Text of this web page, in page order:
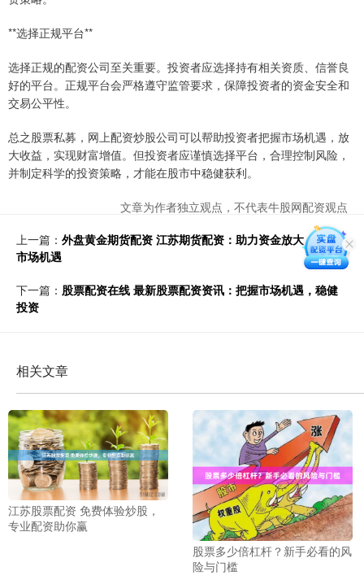
**选择正规平台**
选择正规的配资公司至关重要。投资者应选择持有相关资质、信誉良
好的平台。正规平台会严格遵守监管要求，保障投资者的资金安全和
交易公平性。
总之股票私募，网上配资炒股公司可以帮助投资者把握市场机遇，放
大收益，实现财富增值。但投资者应谨慎选择平台，合理控制风险，
并制定科学的投资策略，才能在股市中稳健获利。
文章为作者独立观点，不代表牛股网配资观点
上一篇： 外盘黄金期货配资 江苏期货配资：助力资金放大，把握
市场机遇
下一篇： 股票配资在线 最新股票配资资讯：把握市场机遇，稳健
投资
相关文章
江苏股票配资 免费体验炒股，
专业配资助你赢
股票多少倍杠杆？新手必看的风
险与门槛